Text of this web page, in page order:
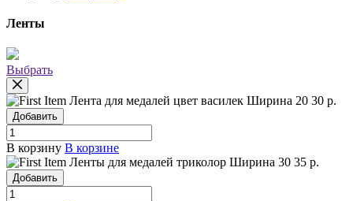
Ленты
Выбрать
Лента для медалей цвет василек Ширина 20 30 р.
Добавить
В корзину В корзине
Ленты для медалей триколор Ширина 30 35 р.
Добавить